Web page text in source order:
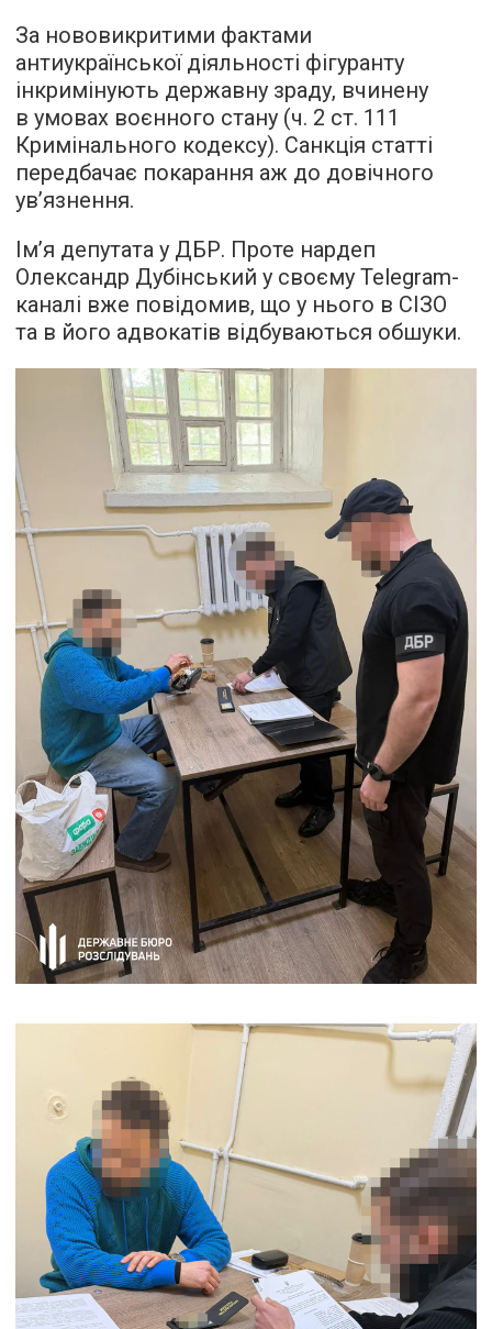
За нововикритими фактами
антиукраїнської діяльності фігуранту
інкримінують державну зраду, вчинену
в умовах воєнного стану (ч. 2 ст. 111
Кримінального кодексу). Санкція статті
передбачає покарання аж до довічного
ув’язнення.
Ім’я депутата у ДБР. Проте нардеп
Олександр Дубінський у своєму Telegram-
каналі вже повідомив, що у нього в СІЗО
та в його адвокатів відбуваються обшуки.